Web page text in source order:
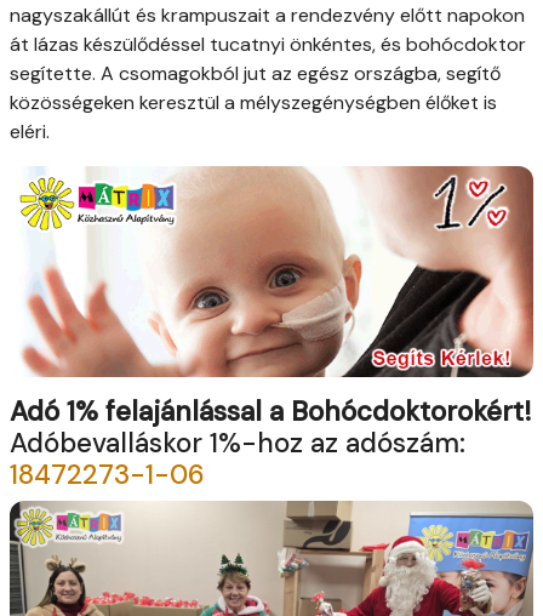
nagyszakállút és krampuszait a rendezvény előtt napokon
át lázas készülődéssel tucatnyi önkéntes, és bohócdoktor
segítette. A csomagokból jut az egész országba, segítő
közösségeken keresztül a mélyszegénységben élőket is
eléri.
Adó 1% felajánlással a Bohócdoktorokért!
Adóbevalláskor 1%-hoz az adószám:
18472273-1-06